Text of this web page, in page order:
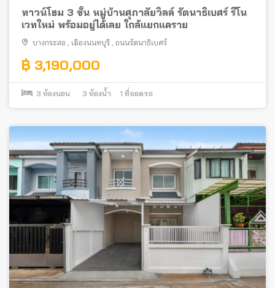
ทาวน์โฮม 3 ชั้น หมู่บ้านศุภาลัยวิลล์ รัตนาธิเบศร์ รีโน
เวทใหม่ พร้อมอยู่ได้เลย ใกล้แยกแคราย
บางกระสอ เมืองนนทบุรี ถนนรัตนาธิเบศร์
฿ 3,190,000
3 ห้องนอน 3 ห้องน้ำ 1 ที่จอดรถ